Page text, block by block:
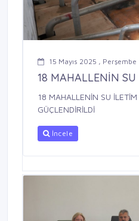
15 Mayıs 2025 ,
18 MAHALLENİN SU
18 MAHALLENİN SU
GÜÇLENDİRİLDİ
İncele